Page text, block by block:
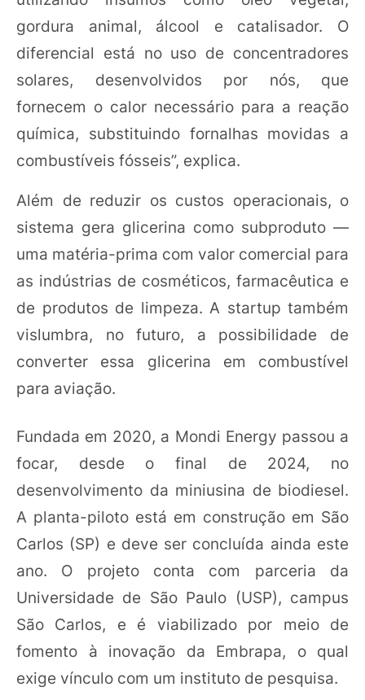
gordura animal, álcool e catalisador. O
diferencial está no uso de concentradores
solares, desenvolvidos por nós, que
fornecem o calor necessário para a reação
química, substituindo fornalhas movidas a
combustíveis fósseis”, explica.
Além de reduzir os custos operacionais, o
sistema gera glicerina como subproduto —
uma matéria-prima com valor comercial para
as indústrias de cosméticos, farmacêutica e
de produtos de limpeza. A startup também
vislumbra, no futuro, a possibilidade de
converter essa glicerina em combustível
para aviação.
Fundada em 2020, a Mondi Energy passou a
focar, desde o final de 2024, no
desenvolvimento da miniusina de biodiesel.
A planta-piloto está em construção em São
Carlos (SP) e deve ser concluída ainda este
ano. O projeto conta com parceria da
Universidade de São Paulo (USP), campus
São Carlos, e é viabilizado por meio de
fomento à inovação da Embrapa, o qual
exige vínculo com um instituto de pesquisa.